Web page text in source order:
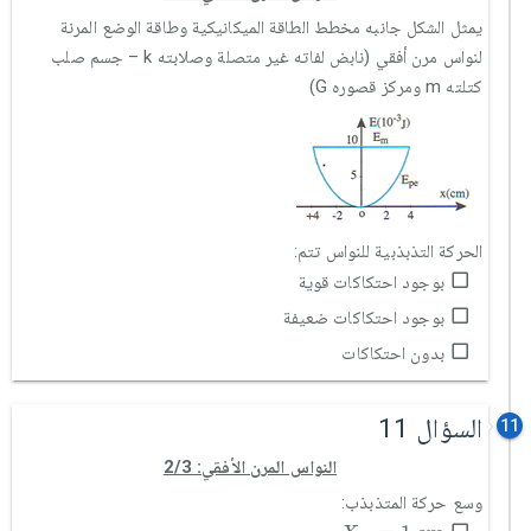
يمثل الشكل جانبه مخطط الطاقة الميكانيكية وطاقة الوضع المرنة
لنواس مرن أفقي (نابض لفاته غير متصلة وصلابته k – جسم صلب
كتلته m ومركز قصوره G)
الحركة التذبذبية للنواس تتم:
بوجود احتكاكات قوية
بوجود احتكاكات ضعيفة
بدون احتكاكات
11 السؤال 11
النواس المرن الأفقي: 2/3
وسع حركة المتذبذب:
Xm =1 c m